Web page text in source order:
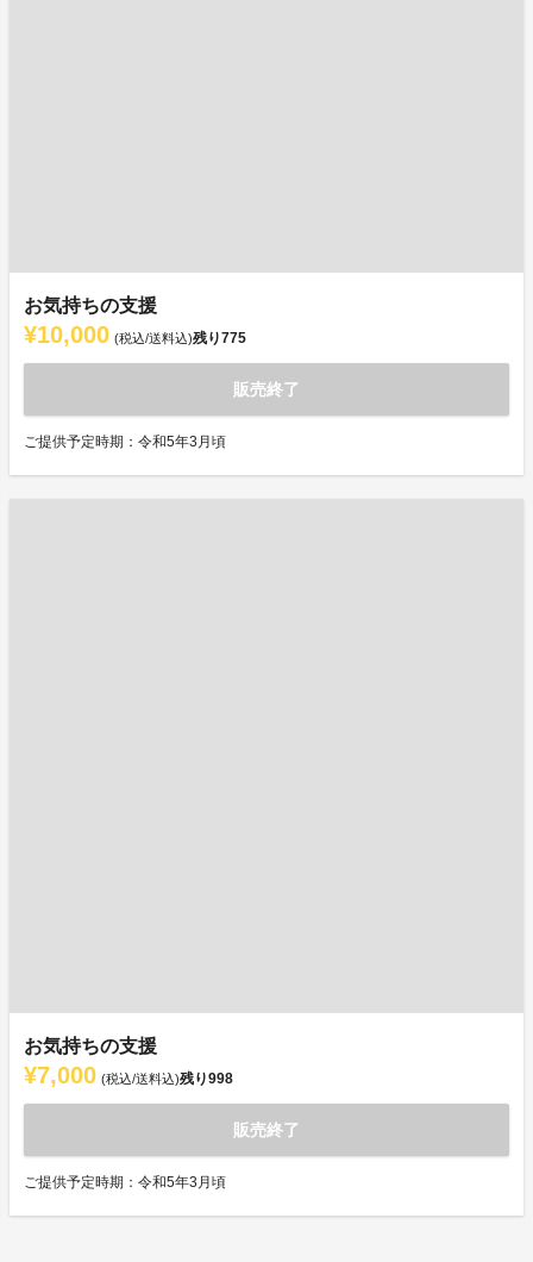
お気持ちの支援
¥10,000 (税込/送料込)残り775
販売終了
ご提供予定時期：令和5年3月頃
お気持ちの支援
¥7,000 (税込/送料込)残り998
販売終了
ご提供予定時期：令和5年3月頃